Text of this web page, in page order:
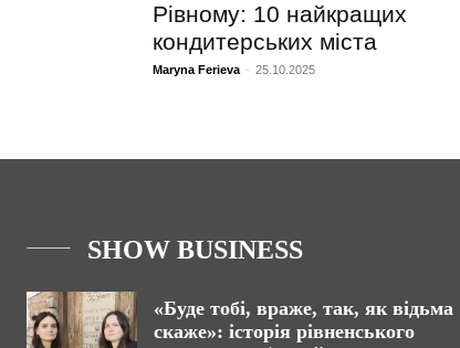
Рівному: 10 найкращих
кондитерських міста
Maryna Ferieva - 25.10.2025
SHOW BUSINESS
«Буде тобі, враже, так, як відьма
скаже»: історія рівненського